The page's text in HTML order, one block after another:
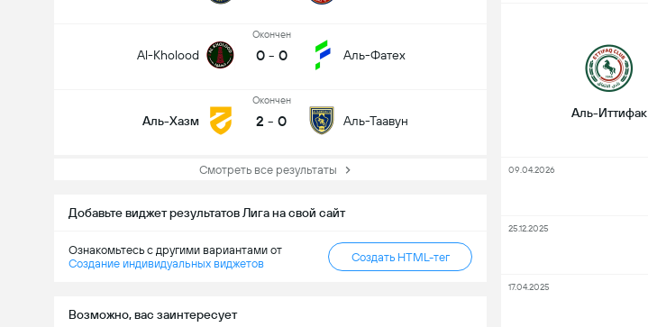
Al-Kholood
Oкончен
0 - 0 Аль-Фатех
Аль-Хазм
Oкончен
2 - 0 Аль-Таавун
Смотреть все результаты
Добавьте виджет результатов Лига на свой сайт
Ознакомьтесь с другими вариантами от
Создание индивидуальных виджетов
Создать HTML-тег
Возможно, вас заинтересует
Аль-Иттифак
09.04.2026
25.12.2025
17.04.2025